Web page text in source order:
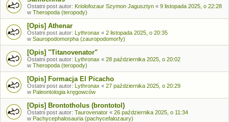
Ostatni post autor: Kriolofozaur Szymon Jagusztyn « 9 listopada 2025, o 22:28
w Theropoda (teropody)
[Opis] Athenar
Ostatni post autor: Lythronax « 2 listopada 2025, o 20:35
w Sauropodomorpha (zauropodomorfy)
[Opis] "Titanovenator"
Ostatni post autor: Lythronax « 28 października 2025, o 20:02
w Theropoda (teropody)
[Opis] Formacja El Picacho
Ostatni post autor: Lythronax « 27 października 2025, o 20:29
w Paleontologia kręgowców
[Opis] Brontotholus (brontotol)
Ostatni post autor: Taurovenator « 26 października 2025, o 11:34
w Pachycephalosauria (pachycefalozaury)